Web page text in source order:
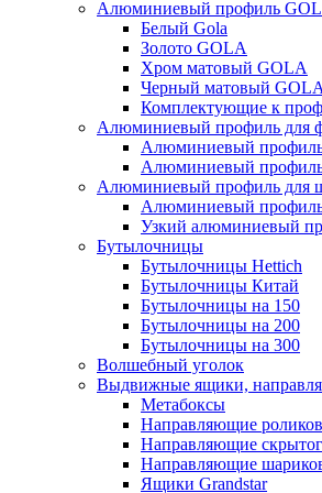
Алюминиевый профиль
Белый Gola
Золото GOLA
Хром матовый GOLA
Черный матовый
Комплектующие к
Алюминиевый профиль для
Алюминиевый
Алюминиевый профиль
Алюминиевый профиль для
Алюминиевый
Узкий алюминиевый
Бутылочницы
Бутылочницы Hettich
Бутылочницы Китай
Бутылочницы на 150
Бутылочницы на 200
Бутылочницы на 300
Волшебный уголок
Выдвижные ящики,
Метабоксы
Направляющие
Направляющие
Направляющие
Ящики Grandstar